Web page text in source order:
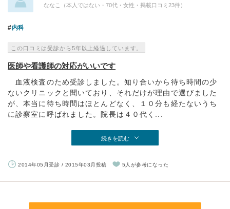
ななこ（本人ではない・70代・女性・掲載口コミ23件）
内科
この口コミは受診から5年以上経過しています。
医師や看護師の対応がいいです
血液検査のため受診しました。知り合いから待ち時間の少
ないクリニックと聞いており、それだけが理由で選びました
が、本当に待ち時間はほとんどなく、１０分も経たないうち
に診察室に呼ばれました。院長は４０代く...
続きを読む
2014年05月受診 / 2015年03月投稿 5人が参考になった